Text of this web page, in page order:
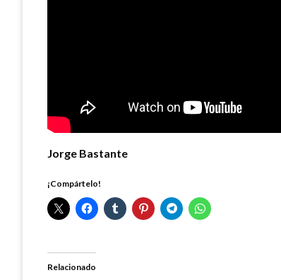
Jorge Bastante
¡Compártelo!
Relacionado